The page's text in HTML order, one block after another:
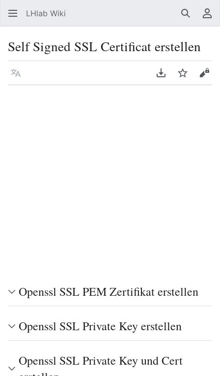
LHlab Wiki Suchen
Self Signed SSL Certificat erstellen
Sprache PDF
Openssl SSL PEM Zertifikat erstellen
Openssl SSL Private Key erstellen
Openssl SSL Private Key und Cert